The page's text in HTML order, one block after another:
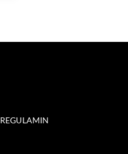
REGULAMIN